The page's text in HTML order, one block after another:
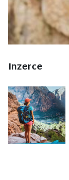
Inzerce